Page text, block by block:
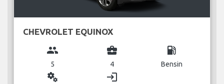
CHEVROLET EQUINOX
group
5
business_center
4
local_gas_station
Bensin
miscellaneous_services login